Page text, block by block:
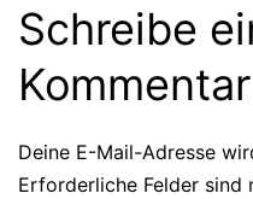
Schreibe
Kommentar
Deine E-Mail-Adresse
Erforderliche Felder sind